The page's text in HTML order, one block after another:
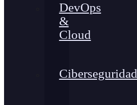
DevOps
&
Cloud
Ciberseguridad